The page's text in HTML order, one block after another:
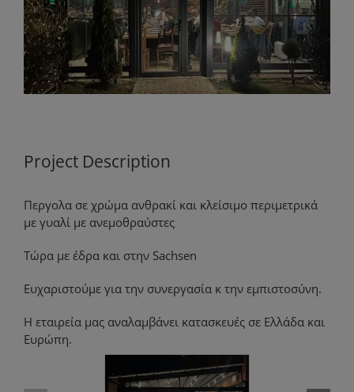
Project Description
Περγολα σε χρώμα ανθρακί και κλείσιμο περιμετρικά
με γυαλί με ανεμοθραύστες
Τώρα με έδρα και στην Sachsen
Ευχαριστούμε για την συνεργασία κ την εμπιστοσύνη.
Η εταιρεία μας αναλαμβάνει κατασκευές σε Ελλάδα και
Ευρώπη.